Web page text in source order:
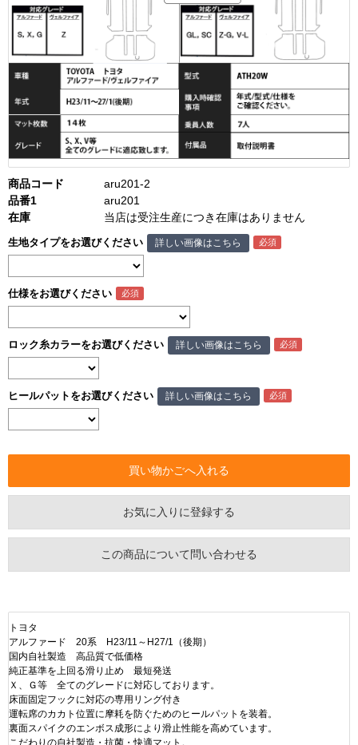
商品コード
aru201-2
品番1
aru201
在庫
当店は受注生産につき在庫はありません
生地タイプをお選びください 詳しい画像はこちら
仕様をお選びください
ロック糸カラーをお選びください 詳しい画像はこちら
ヒールパットをお選びください 詳しい画像はこちら
お気に入りに登録する
この商品について問い合わせる
トヨタ
アルファード 20系 H23/11～H27/1（後期）
国内自社製造 高品質で低価格
純正基準を上回る滑り止め 最短発送
Ｘ、Ｇ等 全てのグレードに対応しております。
床面固定フックに対応の専用リング付き
運転席のカカト位置に摩耗を防ぐためのヒールパットを装着。
裏面スパイクのエンボス成形により滑止性能を高めています。
こだわりの自社製造・抗菌・快適マット。